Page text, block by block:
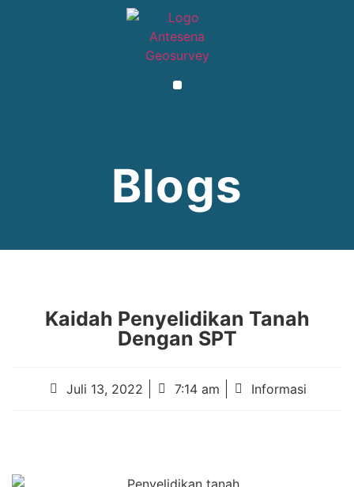
Blogs
Kaidah Penyelidikan Tanah
Dengan SPT
Juli 13, 2022 7:14 am Informasi